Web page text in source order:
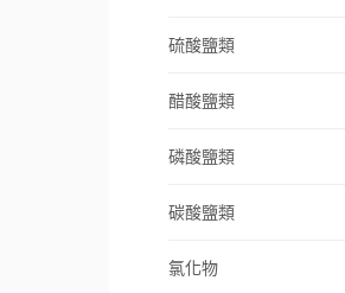
硫酸鹽類
醋酸鹽類
磷酸鹽類
碳酸鹽類
氯化物